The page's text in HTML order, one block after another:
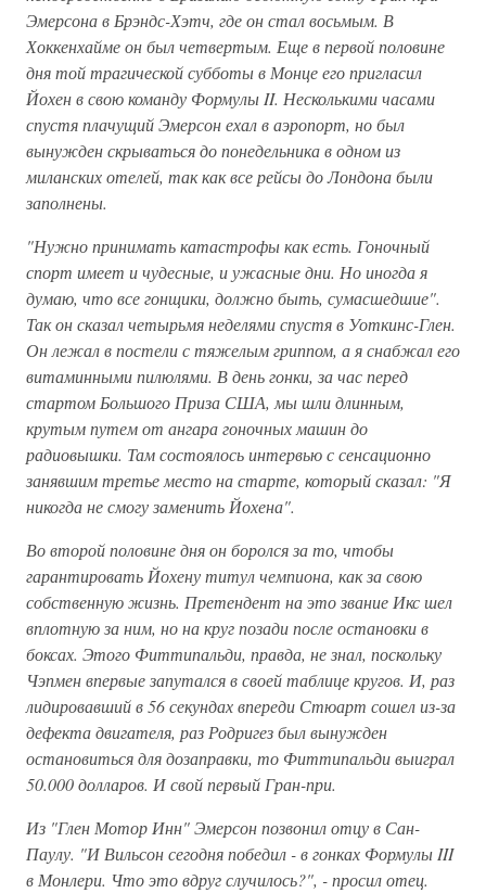
Эмерсона в Брэндс-Хэтч, где он стал восьмым. В
Хоккенхайме он был четвертым. Еще в первой половине
дня той трагической субботы в Монце его пригласил
Йохен в свою команду Формулы II. Несколькими часами
спустя плачущий Эмерсон ехал в аэропорт, но был
вынужден скрываться до понедельника в одном из
миланских отелей, так как все рейсы до Лондона были
заполнены.
"Нужно принимать катастрофы как есть. Гоночный
спорт имеет и чудесные, и ужасные дни. Но иногда я
думаю, что все гонщики, должно быть, сумасшедшие".
Так он сказал четырьмя неделями спустя в Уоткинс-Глен.
Он лежал в постели с тяжелым гриппом, а я снабжал его
витаминными пилюлями. В день гонки, за час перед
стартом Большого Приза США, мы шли длинным,
крутым путем от ангара гоночных машин до
радиовышки. Там состоялось интервью с сенсационно
занявшим третье место на старте, который сказал: "Я
никогда не смогу заменить Йохена".
Во второй половине дня он боролся за то, чтобы
гарантировать Йохену титул чемпиона, как за свою
собственную жизнь. Претендент на это звание Икс шел
вплотную за ним, но на круг позади после остановки в
боксах. Этого Фиттипальди, правда, не знал, поскольку
Чэпмен впервые запутался в своей таблице кругов. И, раз
лидировавший в 56 секундах впереди Стюарт сошел из-за
дефекта двигателя, раз Родригез был вынужден
остановиться для дозаправки, то Фиттипальди выиграл
50.000 долларов. И свой первый Гран-при.
Из "Глен Мотор Инн" Эмерсон позвонил отцу в Сан-
Паулу. "И Вильсон сегодня победил - в гонках Формулы III
в Монлери. Что это вдруг случилось?", - просил отец.